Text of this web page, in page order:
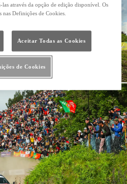
através da opção de edição disponível. Os
nas Definições de Cookies.
Aceitar Todas as Cookies
de Cookies